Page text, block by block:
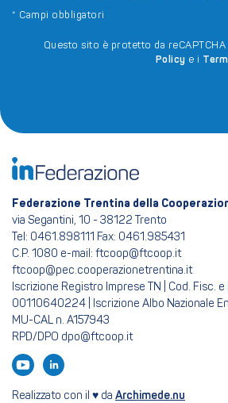
* Campi obbligatori
Questo sito è protetto da reCAPTCHA
Policy e i
Federazione Trentina della
via Segantini, 10 - 38122 Trento
Tel: 0461.898111 Fax: 0461.985431
C.P. 1080 e-mail: ftcoop@ftcoop.it
ftcoop@pec.cooperazionetrentina.it
Iscrizione Registro Imprese TN | Cod. Fisc. e
00110640224 | Iscrizione Albo Nazionale
MU-CAL n. A157943
RPD/DPO dpo@ftcoop.it
Realizzato con il ♥ da Archimede.nu